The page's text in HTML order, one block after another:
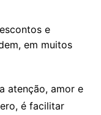
e
em muitos
atenção, amor e
é facilitar